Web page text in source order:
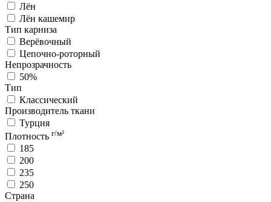
Лён
Лён кашемир
Тип карниза
Верёвочный
Цепочно-роторный
Непрозрачность
50%
Тип
Классический
Производитель ткани
Турция
Плотность г/м²
185
200
235
250
Страна